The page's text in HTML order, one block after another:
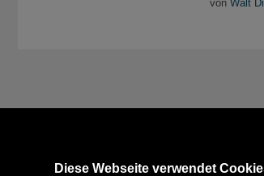
von Walt
Diese Webseite verwendet